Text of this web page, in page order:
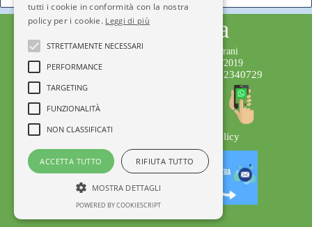
Privacy Policy
Editore: APS Città dell'Infanzia C.F.92072340729
info@cittadellinfanzia.it
Tel +39 392 7319726
Città dell'Infanzia
Testata giornalistica iscritta al Tribunale di Trani
Numero Registro Stampa 221/2019 del 1/02/2019
Direttore Responsabile: Serena Gisotti
tutti i cookie in conformità con la nostra
policy per i cookie. Leggi di più
STRETTAMENTE NECESSARI
PERFORMANCE
TARGETING
FUNZIONALITÀ
NON CLASSIFICATI
ACCETTA TUTTO RIFIUTA TUTTO
MOSTRA DETTAGLI
POWERED BY COOKIESCRIPT